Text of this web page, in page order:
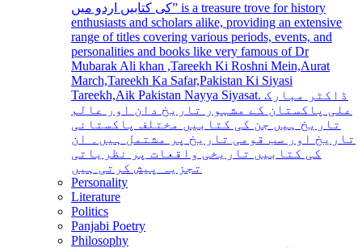
کی کتابیں اردو میں” is a treasure trove for history
enthusiasts and scholars alike, providing an extensive
range of titles covering various periods, events, and
personalities and books like very famous of Dr
Mubarak Ali khan ,Tareekh Ki Roshni Mein,Aurat
March,Tareekh Ka Safar,Pakistan Ki Siyasi
Tareekh,Aik Pakistan Nayya Siyasat. ڈاکٹر مبارک
علی پاکستان کے مشہور تاریخ دان اور عالم
تاریخ ہیں جن کی کتابیں مختلف پاکستانی
تاریخ اور سب قومی تاریخ پر مشتمل ہیں۔ ان
کی کتابیں تاریخی واقعات پر نظریاتی
تجزیہ پیش کرتی ہیں
Personality
Literature
Politics
Panjabi Poetry
Philosophy